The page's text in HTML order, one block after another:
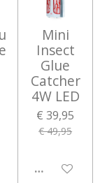
Mini
Insect
Glue
Catcher
4W LED
€ 39,95
€ 49,95